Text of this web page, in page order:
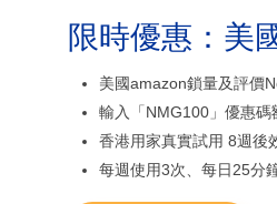
限時優惠：美
美國amazon鎖量及評價
輸入「NMG100」優惠碼
香港用家真實試用 8週後
每週使用3次、每日25分